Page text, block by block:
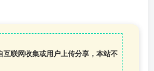
互联网收集或用户上传分享，本站不